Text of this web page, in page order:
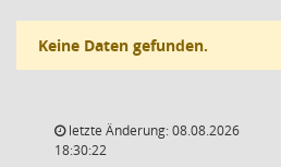
Keine Daten gefunden.
letzte Änderung: 08.08.2026
18:30:22